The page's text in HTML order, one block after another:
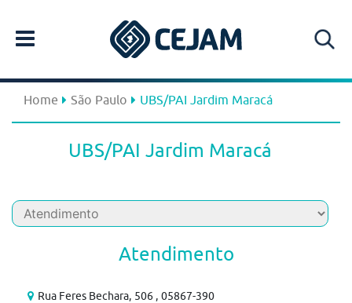
Home São Paulo UBS/PAI Jardim Maracá
UBS/PAI Jardim Maracá
Atendimento
Rua Feres Bechara, 506 , 05867-390